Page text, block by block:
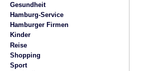
Gesundheit
Hamburg-Service
Hamburger Firmen
Kinder
Reise
Shopping
Sport